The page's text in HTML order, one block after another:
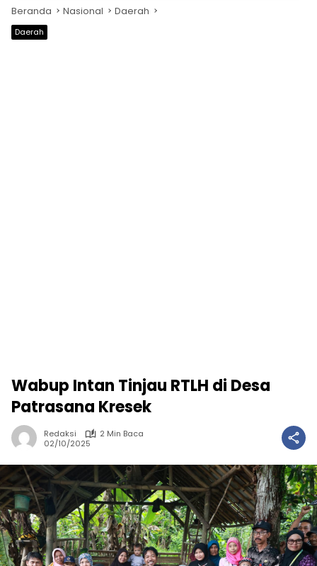
Beranda Nasional Daerah
Daerah
Wabup Intan Tinjau RTLH di Desa
Patrasana Kresek
Redaksi
2 Min Baca
02/10/2025